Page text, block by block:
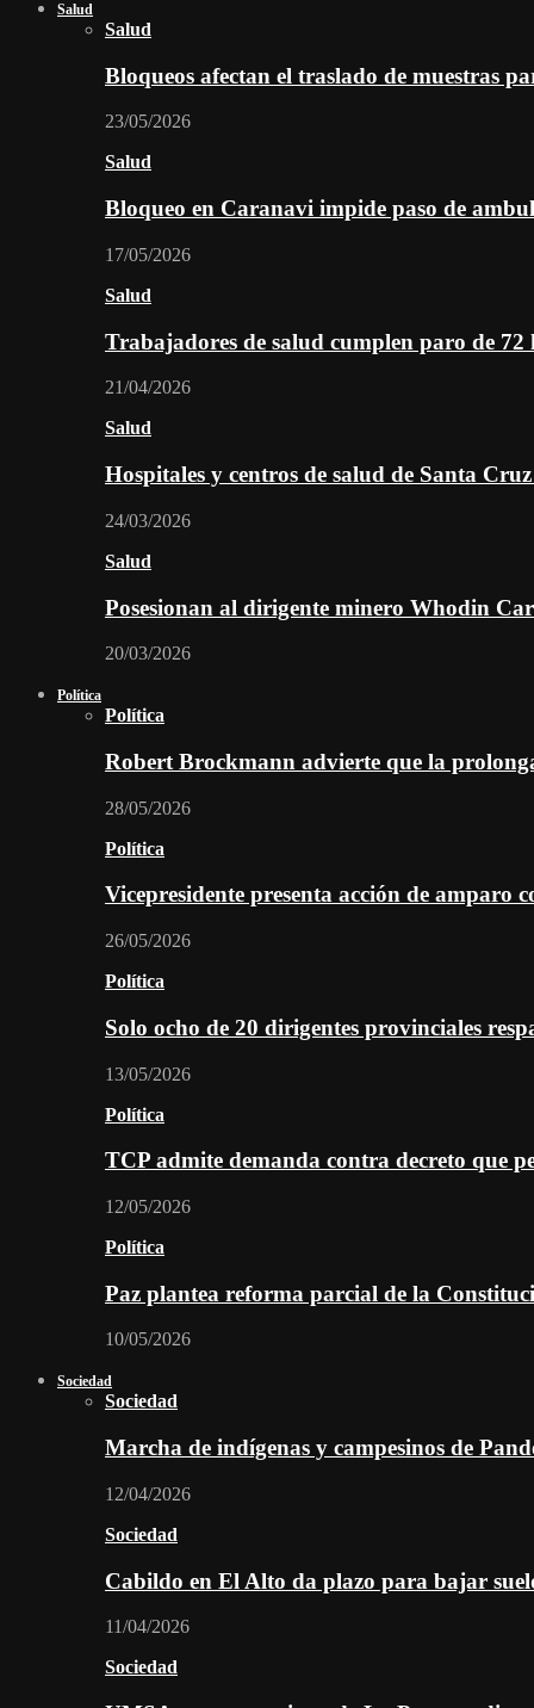
Salud
Salud
Bloqueos afectan el traslado de muestras
23/05/2026
Salud
Bloqueo en Caranavi impide paso de
17/05/2026
Salud
Trabajadores de salud cumplen paro de
21/04/2026
Salud
Hospitales y centros de salud de Santa
24/03/2026
Salud
Posesionan al dirigente minero Whodin
20/03/2026
Política
Política
Robert Brockmann advierte que la
28/05/2026
Política
Vicepresidente presenta acción de
26/05/2026
Política
Solo ocho de 20 dirigentes provinciales
13/05/2026
Política
TCP admite demanda contra decreto que
12/05/2026
Política
Paz plantea reforma parcial de la
10/05/2026
Sociedad
Sociedad
Marcha de indígenas y campesinos de
12/04/2026
Sociedad
Cabildo en El Alto da plazo para bajar
11/04/2026
Sociedad